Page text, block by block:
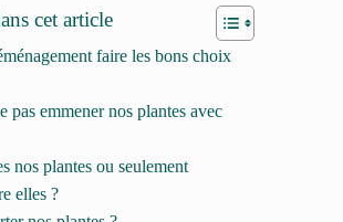
cet article
faire les bons choix
pas emmener nos plantes avec
nos plantes ou seulement
elles ?